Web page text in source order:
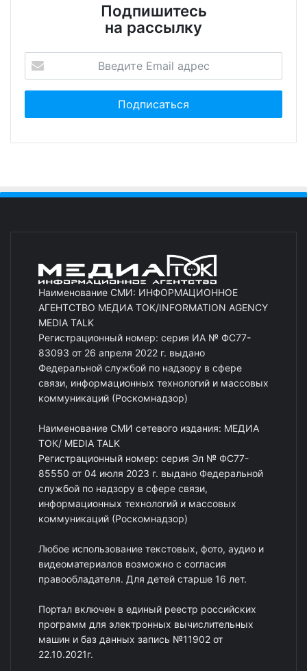
Подпишитесь
на рассылку
Наименование СМИ: ИНФОРМАЦИОННОЕ
АГЕНТСТВО МЕДИА ТОК/INFORMATION AGENCY
MEDIA TALK
Регистрационный номер: серия ИА № ФС77-
83093 от 26 апреля 2022 г. выдано
Федеральной службой по надзору в сфере
связи, информационных технологий и массовых
коммуникаций (Роскомнадзор)
Наименование СМИ сетевого издания: МЕДИА
ТОК/ MEDIA TALK
Регистрационный номер: серия Эл № ФС77-
85550 от 04 июля 2023 г. выдано Федеральной
службой по надзору в сфере связи,
информационных технологий и массовых
коммуникаций (Роскомнадзор)
Любое использование текстовых, фото, аудио и
видеоматериалов возможно с согласия
правообладателя. Для детей старше 16 лет.
Портал включен в единый реестр российских
программ для электронных вычислительных
машин и баз данных запись №11902 от
22.10.2021г.